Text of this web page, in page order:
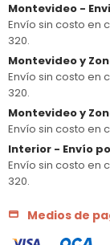
Montevideo -
Envío sin costo en
320.
Montevideo y
Envío sin costo en
320.
Montevideo y
Envío sin costo en
Interior - Envío
Envío sin costo en
320.
Medios de